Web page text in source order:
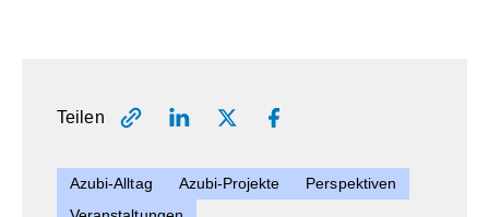
Teilen
Azubi-Alltag Azubi-Projekte
Perspektiven